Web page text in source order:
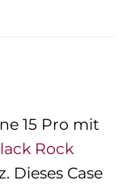
15 Pro mit
Rock
Dieses Case